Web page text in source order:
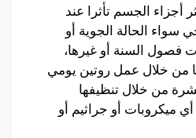
الجسم تأثرا عند
سواء الحالة الجوية أو
فصول السنة أو غيرها،
من خلال عمل روتين يومي
من خلال تنظيفها
ميكروبات أو جراثيم أو